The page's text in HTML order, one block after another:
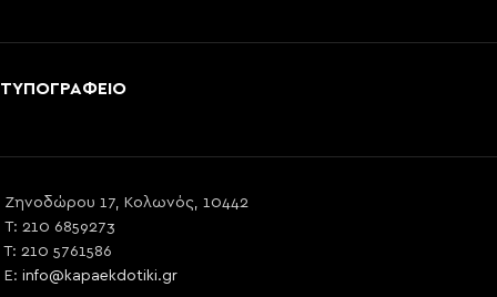
ΤΥΠΟΓΡΑΦΕΙΟ
Ζηνοδώρου 17, Κολωνός, 10442
T: 210 6859273
T: 210 5761586
E: info@kapaekdotiki.gr